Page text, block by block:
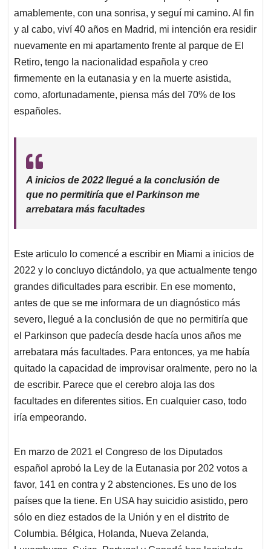
amablemente, con una sonrisa, y seguí mi camino. Al fin
y al cabo, viví 40 años en Madrid, mi intención era residir
nuevamente en mi apartamento frente al parque de El
Retiro, tengo la nacionalidad española y creo
firmemente en la eutanasia y en la muerte asistida,
como, afortunadamente, piensa más del 70% de los
españoles.
A inicios de 2022 llegué a la conclusión de
que no permitiría que el Parkinson me
arrebatara más facultades
Este articulo lo comencé a escribir en Miami a inicios de
2022 y lo concluyo dictándolo, ya que actualmente tengo
grandes dificultades para escribir. En ese momento,
antes de que se me informara de un diagnóstico más
severo, llegué a la conclusión de que no permitiría que
el Parkinson que padecía desde hacía unos años me
arrebatara más facultades. Para entonces, ya me había
quitado la capacidad de improvisar oralmente, pero no la
de escribir. Parece que el cerebro aloja las dos
facultades en diferentes sitios. En cualquier caso, todo
iría empeorando.
En marzo de 2021 el Congreso de los Diputados
español aprobó la Ley de la Eutanasia por 202 votos a
favor, 141 en contra y 2 abstenciones. Es uno de los
países que la tiene. En USA hay suicidio asistido, pero
sólo en diez estados de la Unión y en el distrito de
Columbia. Bélgica, Holanda, Nueva Zelanda,